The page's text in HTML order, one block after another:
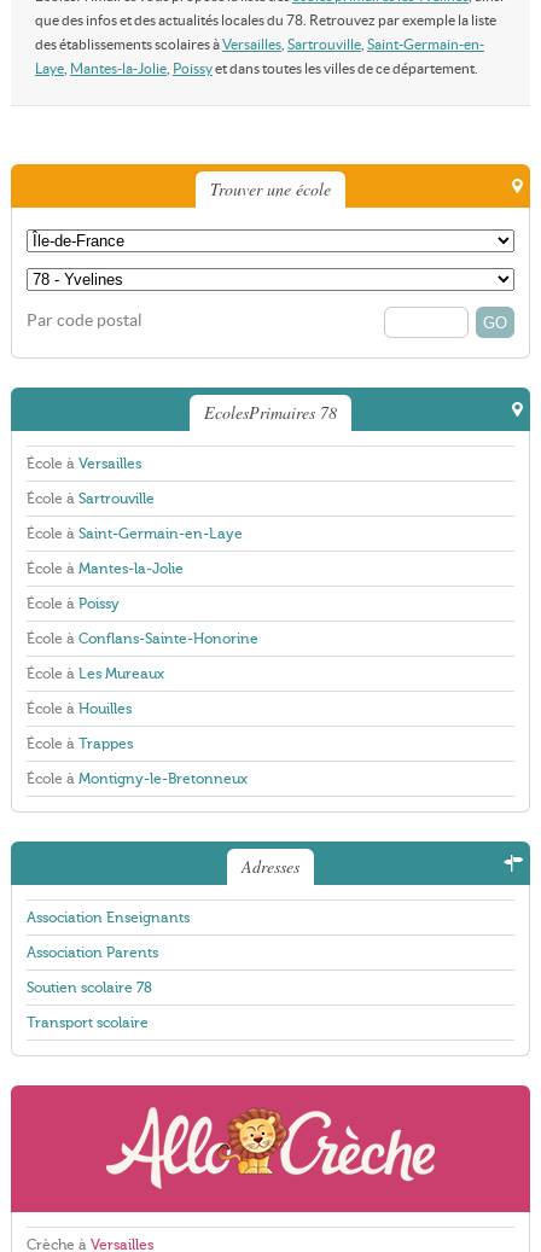
que des infos et des actualités locales du 78. Retrouvez par exemple la liste
des établissements scolaires àVersailles, Sartrouville, Saint-Germain-en-
Laye, Mantes-la-Jolie, Poissyet dans toutes les villes de ce département.
Trouver une école
Par code postal
EcolesPrimaires 78
École à Versailles
École à Sartrouville
École à Saint-Germain-en-Laye
École à Mantes-la-Jolie
École à Poissy
École à Conflans-Sainte-Honorine
École à Les Mureaux
École à Houilles
École à Trappes
École à Montigny-le-Bretonneux
Adresses
Association Enseignants
Association Parents
Soutien scolaire 78
Transport scolaire
Crèche à Versailles